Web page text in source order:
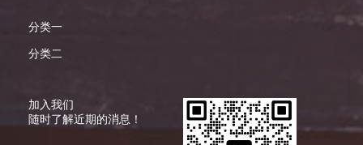
分类一
分类二
加入我们
随时了解近期的消息！